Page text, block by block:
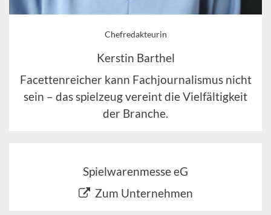
Chefredakteurin
Kerstin Barthel
Facettenreicher kann Fachjournalismus nicht
sein – das spielzeug vereint die Vielfältigkeit
der Branche.
Spielwarenmesse eG
Zum Unternehmen